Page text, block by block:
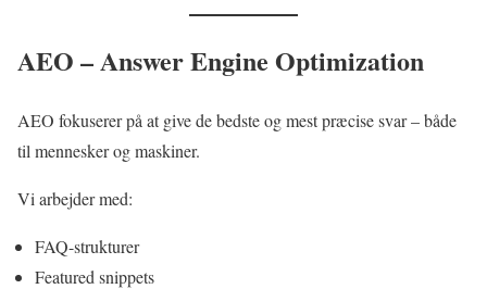
AEO – Answer Engine Optimization
AEO fokuserer på at give de bedste og mest præcise svar – både
til mennesker og maskiner.
Vi arbejder med:
FAQ-strukturer
Featured snippets